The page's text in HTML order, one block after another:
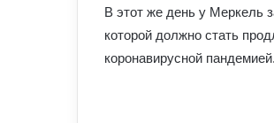
В этот же день у Меркель
которой должно стать
коронавирусной пандемией.